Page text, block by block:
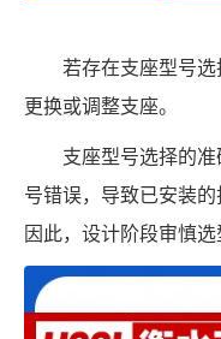
若存在支座型号
更换或调整支座。
支座型号选择的
号错误，导致已安装
因此，设计阶段审慎